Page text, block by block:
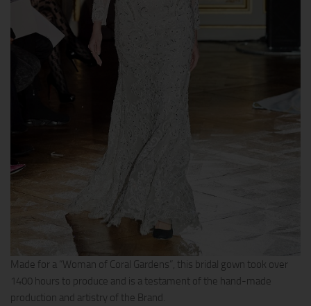
Made for a “Woman of Coral Gardens”, this bridal gown took over
1400 hours to produce and is a testament of the hand-made
production and artistry of the Brand.